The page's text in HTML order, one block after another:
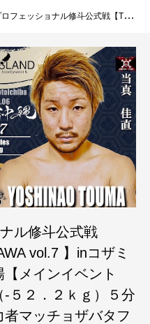
】関西きっての実力者マッチョザバタフライに地元沖縄クロスラインの人気者当真佳直が挑む世界ランカー対決！マッチョザバタフライ（大阪/総合格闘技道場コブラ会同級世界ランキング８位）ＶＳ当真 佳直（沖縄那覇/ reversaL Gym OKINAWA CROSS×LINE/同級世界ランキング９位）完全LIVEツイキャスURL↓https://twitcasting.tv/f:3609780655707379/shopcart/185879#shooto1106 #THESHOOTOOKINAWA #EVERGROUND #斬修斗沖縄 #修斗 #shooto #沖縄 #パラエストラ #那覇 #コザ #コザミュージックタウン #MMA #総合格闘技
ル修斗公式戦
vol.7 】inコザミ
【メインイベント
２．２ｋｇ）５分
者マッチョザバタフ